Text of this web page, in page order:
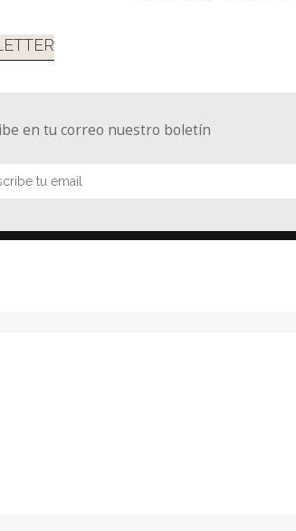
en tu correo nuestro boletín